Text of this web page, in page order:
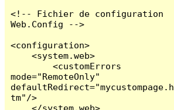
<!-- Fichier de configuration
Web.Config -->
<configuration>
    <system.web>
        <customErrors
mode="RemoteOnly"
defaultRedirect="mycustompage.h
tm"/>
    </system.web>